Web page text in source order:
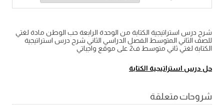
شرح درس استراتيجية الكتابة من الوحدة الرابعة حب الوطن مادة لغتي
للصف الثاني المتوسط الفصل الدراسي الثاني شرح درس استراتيجية
الكتابة لغتي ثاني متوسط ف2 على موقع واجباتي
حل درس استراتيجية الكتابة
شروحات متعلقة